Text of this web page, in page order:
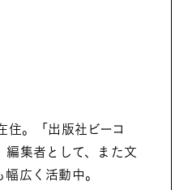
住。「出版社ビーコ
編集者として、また文
広く活動中。